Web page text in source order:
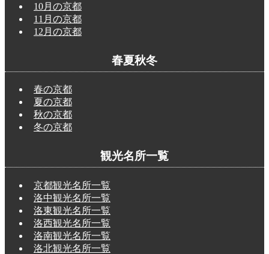
10月の京都
11月の京都
12月の京都
春夏秋冬
春の京都
夏の京都
秋の京都
冬の京都
観光名所一覧
京都観光名所一覧
洛中観光名所一覧
洛東観光名所一覧
洛西観光名所一覧
洛南観光名所一覧
洛北観光名所一覧